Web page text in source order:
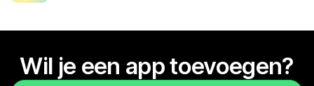
Wil je een app toevoegen?